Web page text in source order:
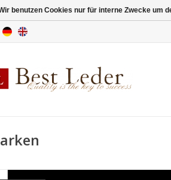
benutzen Cookies nur für interne Zwecke um